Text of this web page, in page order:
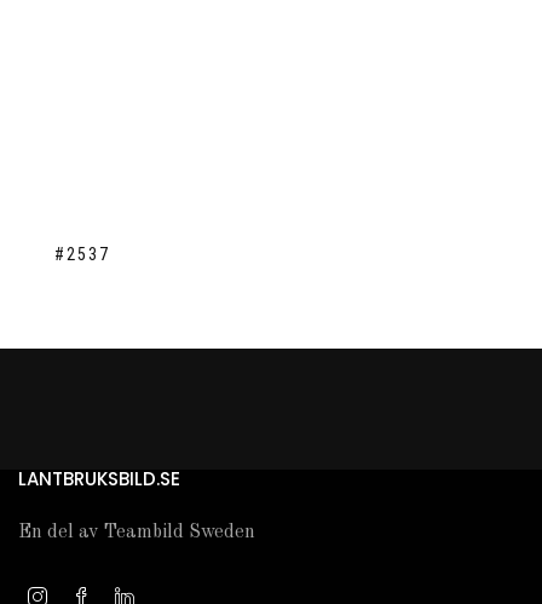
#2537
LANTBRUKSBILD.SE
En del av Teambild Sweden